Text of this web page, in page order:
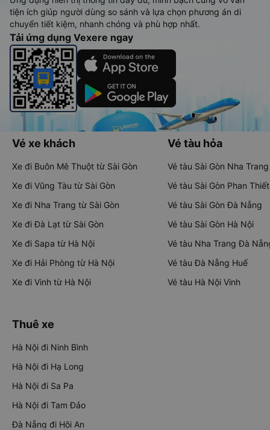
tiện ích giúp người dùng so sánh và lựa chọn phương án di
chuyển tiết kiệm, nhanh chóng và phù hợp nhất.
Tải ứng dụng Vexere ngay
Vé xe khách
Xe đi Buôn Mê Thuột từ Sài Gòn
Xe đi Vũng Tàu từ Sài Gòn
Xe đi Nha Trang từ Sài Gòn
Xe đi Đà Lạt từ Sài Gòn
Xe đi Sapa từ Hà Nội
Xe đi Hải Phòng từ Hà Nội
Xe đi Vinh từ Hà Nội
Vé tàu hỏa
Vé tàu Sài Gòn Nha Trang
Vé tàu Sài Gòn Phan Thiết
Vé tàu Sài Gòn Đà Nẵng
Vé tàu Sài Gòn Hà Nội
Vé tàu Nha Trang Đà
Vé tàu Đà Nẵng Huế
Vé tàu Hà Nội Vinh
Thuê xe
Hà Nội đi Ninh Bình
Hà Nội đi Hạ Long
Hà Nội đi Sa Pa
Hà Nội đi Tam Đảo
Đà Nẵng đi Hội An